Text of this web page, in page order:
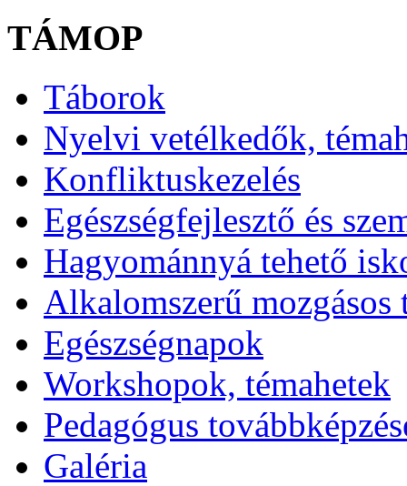
TÁMOP
Táborok
Nyelvi vetélkedők,
Konfliktuskezelés
Egészségfejlesztő és
Hagyománnyá tehető
Alkalomszerű mozgásos
Egészségnapok
Workshopok, témahetek
Pedagógus
Galéria